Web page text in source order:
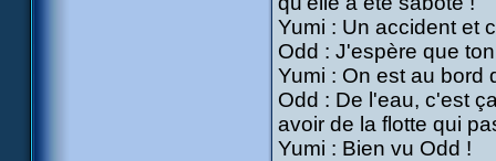
Yumi : Un accident et
Odd : J'espère que
Yumi : On est au bord
Odd : De l'eau, c'est
avoir de la flotte qui
Yumi : Bien vu Odd !